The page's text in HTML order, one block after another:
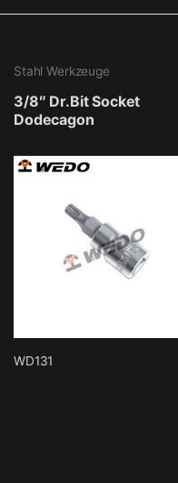
Stahl Werkzeuge
3/8″ Dr.Bit Socket
Dodecagon
WD131